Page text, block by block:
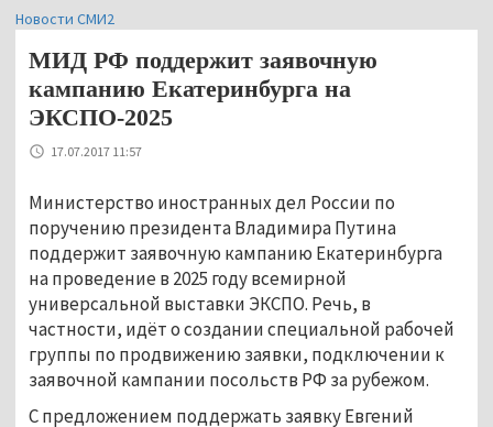
Новости СМИ2
МИД РФ поддержит заявочную
кампанию Екатеринбурга на
ЭКСПО-2025
17.07.2017 11:57
Министерство иностранных дел России по
поручению президента Владимира Путина
поддержит заявочную кампанию Екатеринбурга
на проведение в 2025 году всемирной
универсальной выставки ЭКСПО. Речь, в
частности, идёт о создании специальной рабочей
группы по продвижению заявки, подключении к
заявочной кампании посольств РФ за рубежом.
С предложением поддержать заявку Евгений